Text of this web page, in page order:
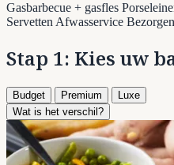
Gasbarbecue + gasfles
ServettenAfwasservice
Stap 1: Kies uw
Budget Premium
Luxe
Wat is het verschil?